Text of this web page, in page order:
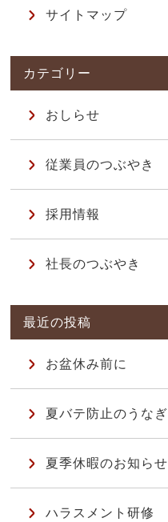
サイトマップ
おしらせ
従業員のつぶやき
採用情報
社長のつぶやき
お盆休み前に
夏バテ防止のうなぎ
夏季休暇のお知らせ
ハラスメント研修